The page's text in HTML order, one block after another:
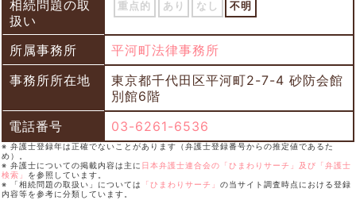
相続問題の取
扱い
重点的 あり なし 不明
所属事務所
平河町法律事務所
事務所所在地
東京都千代田区平河町2-7-4 砂防会館
別館6階
電話番号
03-6261-6536
※ 弁護士登録年は正確でないことがあります（弁護士登録番号からの推定値であるた
め）。
※ 弁護士についての掲載内容は主に 日本弁護士連合会の「ひまわりサーチ」及び「弁護士
検索」 を参照しています。
※ 「相続問題の取扱い」については
「ひまわりサーチ」 の当サイト調査時点における登録
内容等を参考に分類しています。